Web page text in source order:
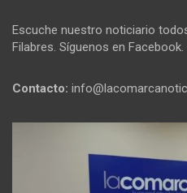
Escuche nuestro noticiario
Filabres. Síguenos en Facebook.
Contacto: